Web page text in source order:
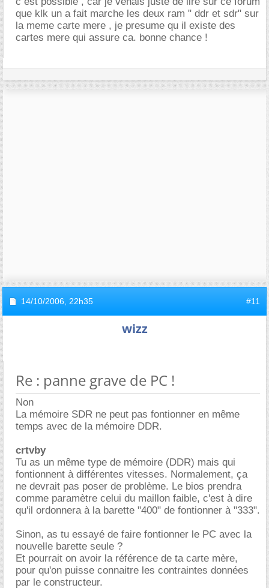
que klk un a fait marche les deux ram " ddr et sdr" sur
la meme carte mere , je presume qu il existe des
cartes mere qui assure ca. bonne chance !
14/10/2006, 22h35 #11
wizz
Re : panne grave de PC !
Non
La mémoire SDR ne peut pas fontionner en même
temps avec de la mémoire DDR.
crtvby
Tu as un même type de mémoire (DDR) mais qui
fontionnent à différentes vitesses. Normalement, ça
ne devrait pas poser de problème. Le bios prendra
comme paramètre celui du maillon faible, c'est à dire
qu'il ordonnera à la barette "400" de fontionner à "333".
Sinon, as tu essayé de faire fontionner le PC avec la
nouvelle barette seule ?
Et pourrait on avoir la référence de ta carte mère,
pour qu'on puisse connaitre les contraintes données
par le constructeur.